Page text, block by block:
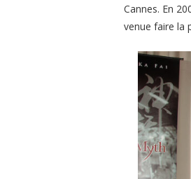
Cannes. En
venue faire la